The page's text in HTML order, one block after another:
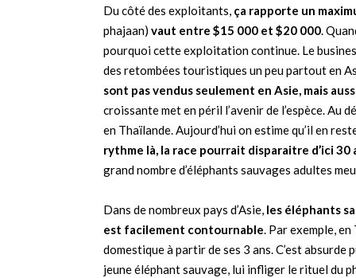
Du côté des exploitants, ça rapporte un
phajaan) vaut entre $15 000 et $20 000.
pourquoi cette exploitation continue. Le
des retombées touristiques un peu partout en
sont pas vendus seulement en Asie, mais
croissante met en péril l’avenir de l’espèce.
en Thaïlande. Aujourd’hui on estime qu’il en
rythme là, la race pourrait disparaitre d’ici 30
grand nombre d’éléphants sauvages adultes
Dans de nombreux pays d’Asie, les éléphants
est facilement contournable. Par exemple,
domestique à partir de ses 3 ans. C’est
jeune éléphant sauvage, lui infliger le rituel du